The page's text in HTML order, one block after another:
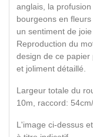
anglais, la
bourgeons en
un sentiment de
Reproduction du
design de ce papier
et joliment détaillé.
Largeur totale du
10m, raccord:
L'image ci-dessus